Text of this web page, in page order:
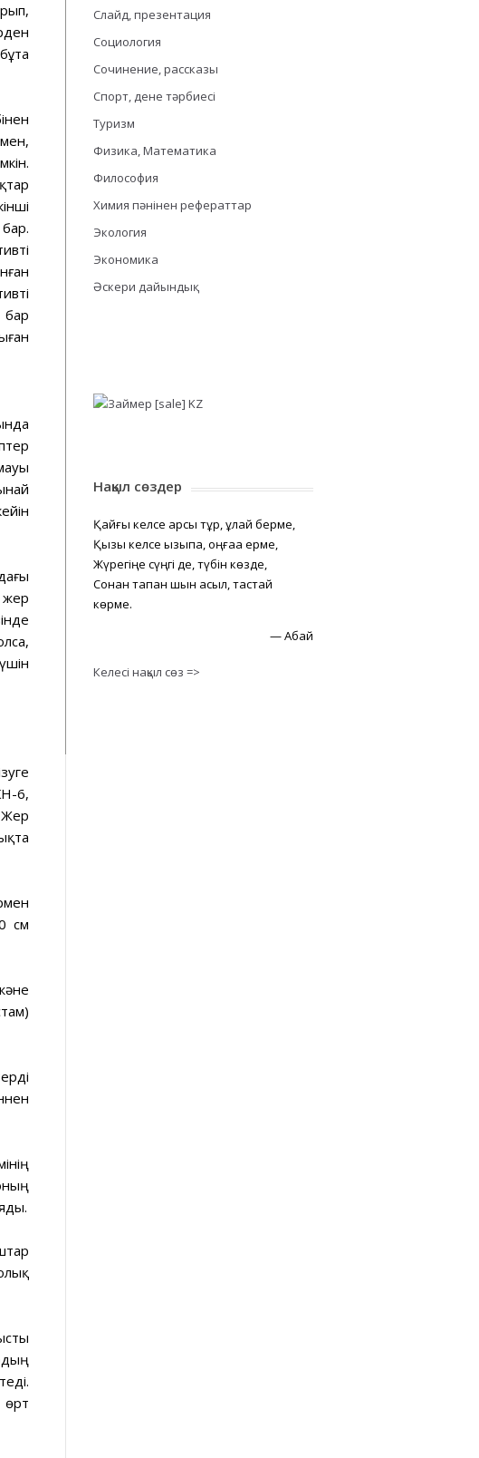
жер
6,
см
Слайд, презентация
Социология
Сочинение, рассказы
Спорт, дене тәрбиесі
Туризм
Физика, Математика
Философия
Химия пәнінен рефераттар
Экология
Экономика
Әскери дайындық
Нақыл сөздер
Қайғы келсе қарсы тұр, құлай берме,
Қызық келсе қызықпа, оңғаққа ерме,
Жүрегіңе сүңгі де, түбін көзде,
Сонан тапқан шын асыл, тастай
көрме.
—Абай
Келесі нақыл сөз =>